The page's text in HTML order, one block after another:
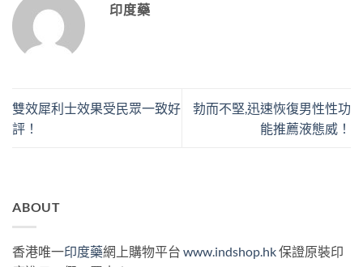
印度藥
雙效犀利士效果受民眾一致好
評！
勃而不堅,迅速恢復男性性功
能推薦液態威！
ABOUT
香港唯一印度藥網上購物平台 www.indshop.hk保證原裝印